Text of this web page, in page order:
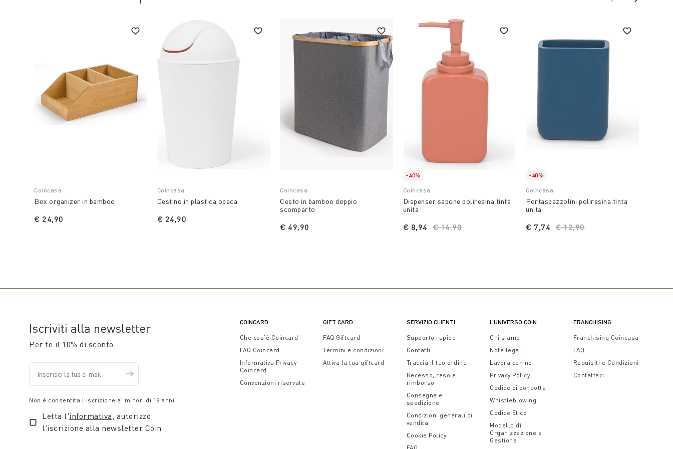
Coincasa
Box organizer in bamboo
€ 24,90
Coincasa
Cestino in plastica opaca
€ 24,90
Coincasa
Cesto in bamboo doppio
scomparto
€ 49,90
-40%
Coincasa
Dispenser sapone poliresina tinta
unita
Price reduced from
€ 14,90to
€ 8,94
-40%
Coincasa
Portaspazzolini poliresina tinta
unita
Price reduced from
€ 12,90to
€ 7,74
Iscriviti alla newsletter
Per te il 10% di sconto
Non è consentita l'iscrizione ai minori di 18 anni
Letta l'informativa, autorizzo
l'iscrizione alla newsletter Coin
COINCARD
Che cos'è Coincard
FAQ Coincard
Informativa Privacy
Coincard
Convenzioni riservate
GIFT CARD
FAQ Giftcard
Termini e condizioni
Attiva la tua giftcard
SERVIZIO CLIENTI
Supporto rapido
Contatti
Traccia il tuo ordine
Recesso, reso e
rimborso
Consegna e
spedizione
Condizioni generali di
vendita
Cookie Policy
L’UNIVERSO COIN
Chi siamo
Note legali
Lavora con noi
Privacy Policy
Codice di condotta
Whistleblowing
Codice Etico
Modello di
Organizzazione e
Gestione
FRANCHISING
Franchising Coincasa
FAQ
Requisiti e Condizioni
Contattaci